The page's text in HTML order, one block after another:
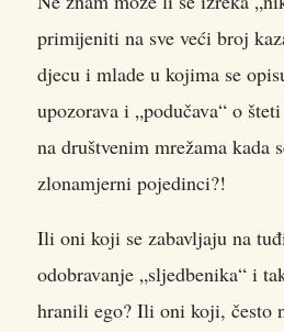
primijeniti na sve veći broj
djecu i mlade u kojima se
upozorava i „podučava“ o
na društvenim mrežama kada
zlonamjerni pojedinci?!
Ili oni koji se zabavljaju na
odobravanje „sljedbenika“ i
hranili ego? Ili oni koji, često